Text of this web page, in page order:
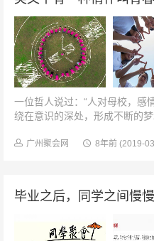
一位哲人说过：“人对母校，感
绕在意识的深处，形成不断的
不冷，有一种想念叫同学聚会...
广州聚会网 8年前 (2019-